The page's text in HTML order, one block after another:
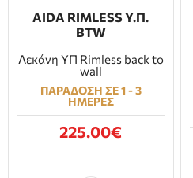
AIDA RIMLESS Υ.Π.
BTW
Λεκάνη ΥΠ Rimless back to
wall
ΠΑΡΑΔΟΣΗ ΣΕ 1 - 3
ΗΜΕΡΕΣ
225.00€